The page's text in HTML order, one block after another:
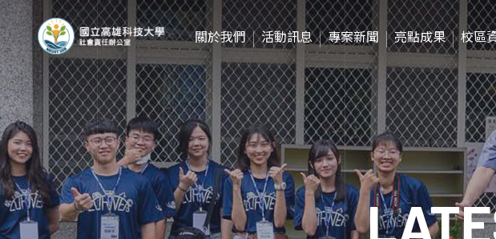
關於我們
成立願景
人員職掌
校務公開資訊
USR LOGO下載
活動訊息 專案新聞
2020年
2021年
2022年
2023年
2024年
亮點成果
影音紀錄
社會責任年報
校區